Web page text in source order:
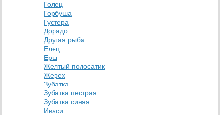
Голец
Горбуша
Густера
Дорадо
Другая рыба
Елец
Ерш
Желтый полосатик
Жерех
Зубатка
Зубатка пестрая
Зубатка синяя
Иваси